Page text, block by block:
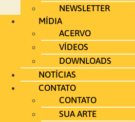
NEWSLETTER
MÍDIA
ACERVO
VÍDEOS
DOWNLOADS
NOTÍCIAS
CONTATO
CONTATO
SUA ARTE